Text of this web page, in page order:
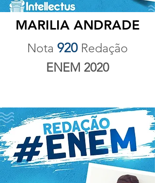
MARILIA ANDRADE
Nota 920 Redação
ENEM 2020